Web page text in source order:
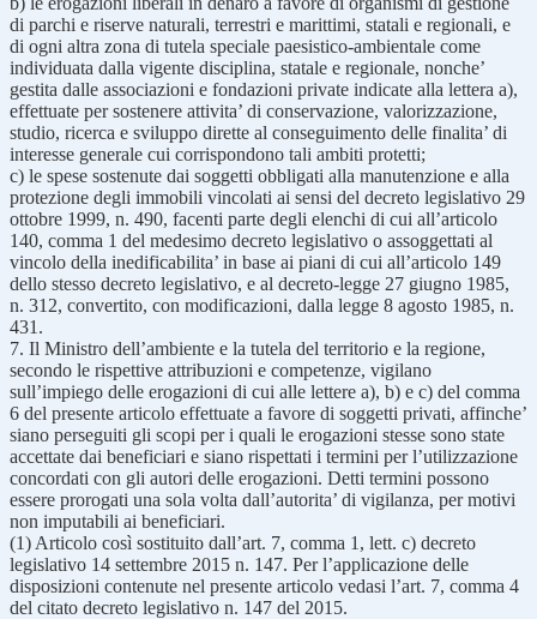
di parchi e riserve naturali, terrestri e marittimi, statali e regionali, e
di ogni altra zona di tutela speciale paesistico-ambientale come
individuata dalla vigente disciplina, statale e regionale, nonche’
gestita dalle associazioni e fondazioni private indicate alla lettera a),
effettuate per sostenere attivita’ di conservazione, valorizzazione,
studio, ricerca e sviluppo dirette al conseguimento delle finalita’ di
interesse generale cui corrispondono tali ambiti protetti;
c) le spese sostenute dai soggetti obbligati alla manutenzione e alla
protezione degli immobili vincolati ai sensi del decreto legislativo 29
ottobre 1999, n. 490, facenti parte degli elenchi di cui all’articolo
140, comma 1 del medesimo decreto legislativo o assoggettati al
vincolo della inedificabilita’ in base ai piani di cui all’articolo 149
dello stesso decreto legislativo, e al decreto-legge 27 giugno 1985,
n. 312, convertito, con modificazioni, dalla legge 8 agosto 1985, n.
431.
7. Il Ministro dell’ambiente e la tutela del territorio e la regione,
secondo le rispettive attribuzioni e competenze, vigilano
sull’impiego delle erogazioni di cui alle lettere a), b) e c) del comma
6 del presente articolo effettuate a favore di soggetti privati, affinche’
siano perseguiti gli scopi per i quali le erogazioni stesse sono state
accettate dai beneficiari e siano rispettati i termini per l’utilizzazione
concordati con gli autori delle erogazioni. Detti termini possono
essere prorogati una sola volta dall’autorita’ di vigilanza, per motivi
non imputabili ai beneficiari.
(1) Articolo così sostituito dall’art. 7, comma 1, lett. c) decreto
legislativo 14 settembre 2015 n. 147. Per l’applicazione delle
disposizioni contenute nel presente articolo vedasi l’art. 7, comma 4
del citato decreto legislativo n. 147 del 2015.